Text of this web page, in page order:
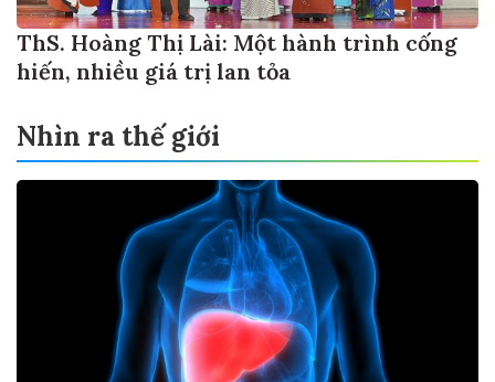
ThS. Hoàng Thị Lài: Một hành trình cống
hiến, nhiều giá trị lan tỏa
Nhìn ra thế giới